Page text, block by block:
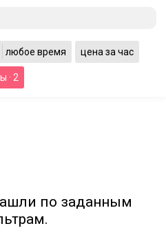
любое время цена за час
· 2
по заданным